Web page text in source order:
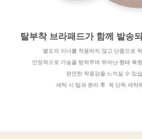
탈부착 브라패드가 함께 발송
별도의 이너를 착용하지 않고 단품으로
안정적으로 가슴을 받쳐주며 뛰어난 형태 복
편안한 착용감을 느끼실 수 있
세탁 시 탑과 분리 후 꼭 단독 세탁